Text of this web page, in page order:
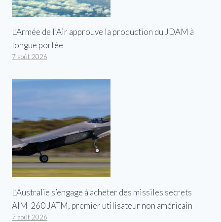
L’Armée de l’Air approuve la production du JDAM à
longue portée
7 août 2026
L’Australie s’engage à acheter des missiles secrets
AIM-260 JATM, premier utilisateur non américain
7 août 2026